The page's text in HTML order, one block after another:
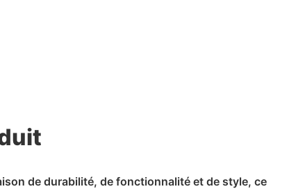
de durabilité, de fonctionnalité et de style, ce